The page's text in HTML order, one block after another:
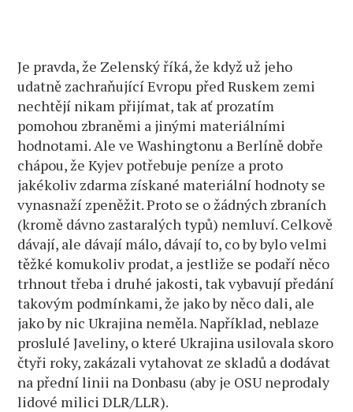
Je pravda, že Zelenský říká, že když už jeho
udatně zachraňující Evropu před Ruskem zemi
nechtějí nikam přijímat, tak ať prozatím
pomohou zbraněmi a jinými materiálními
hodnotami. Ale ve Washingtonu a Berlíně dobře
chápou, že Kyjev potřebuje peníze a proto
jakékoliv zdarma získané materiální hodnoty se
vynasnaží zpeněžit. Proto se o žádných zbraních
(kromě dávno zastaralých typů) nemluví. Celkově
dávají, ale dávají málo, dávají to, co by bylo velmi
těžké komukoliv prodat, a jestliže se podaří něco
trhnout třeba i druhé jakosti, tak vybavují předání
takovým podmínkami, že jako by něco dali, ale
jako by nic Ukrajina neměla. Například, neblaze
proslulé Javeliny, o které Ukrajina usilovala skoro
čtyři roky, zakázali vytahovat ze skladů a dodávat
na přední linii na Donbasu (aby je OSU neprodaly
lidové milici DLR/LLR).